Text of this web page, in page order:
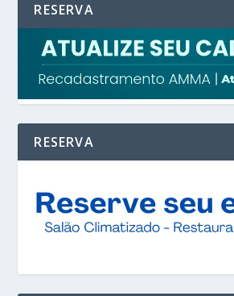
RESERVA
RESERVA